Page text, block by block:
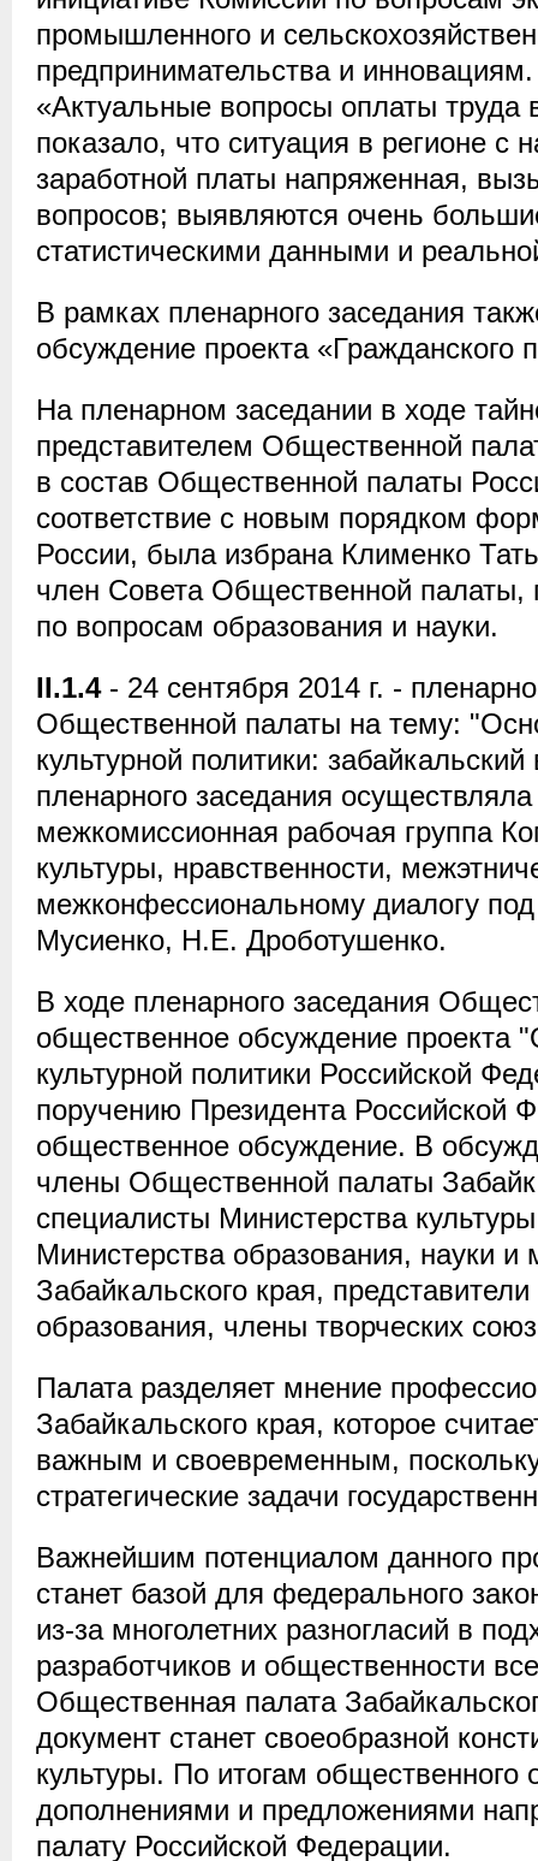
промышленного и
предпринимательства и
«Актуальные вопросы оплаты труда
показало, что ситуация в регионе с
заработной платы напряженная,
вопросов; выявляются очень
статистическими данными и
В рамках пленарного заседания
обсуждение проекта «Гражданского
На пленарном заседании в ходе
представителем Общественной
в состав Общественной палаты
соответствие с новым порядком
России, была избрана Клименко
член Совета Общественной палаты,
по вопросам образования и науки.
II.1.4- 24 сентября 2014 г. -
Общественной палаты на тему:
культурной политики: забайкальский
пленарного заседания
межкомиссионная рабочая группа
культуры, нравственности,
межконфессиональному диалогу
Мусиенко, Н.Е. Дроботушенко.
В ходе пленарного заседания
общественное обсуждение проекта
культурной политики Российской
поручению Президента Российской
общественное обсуждение. В
члены Общественной палаты
специалисты Министерства
Министерства образования, науки и
Забайкальского края,
образования, члены творческих
Палата разделяет мнение
Забайкальского края, которое
важным и своевременным,
стратегические задачи
Важнейшим потенциалом данного
станет базой для федерального
из-за многолетних разногласий в
разработчиков и общественности
Общественная палата
документ станет своеобразной
культуры. По итогам общественного
дополнениями и предложениями
палату Российской Федерации.